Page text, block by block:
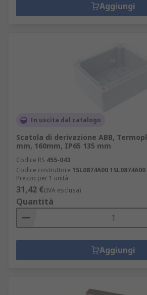
Aggiungi
In uscita dal catalogo
Scatola di derivazione ABB,
mm, 160mm, IP65 135 mm
Codice RS 455-043
Codice costruttore 1SL0874A00 1SL0874A00
Prezzo per 1 unità
31,42 €(IVA esclusa)
Quantità
Aggiungi